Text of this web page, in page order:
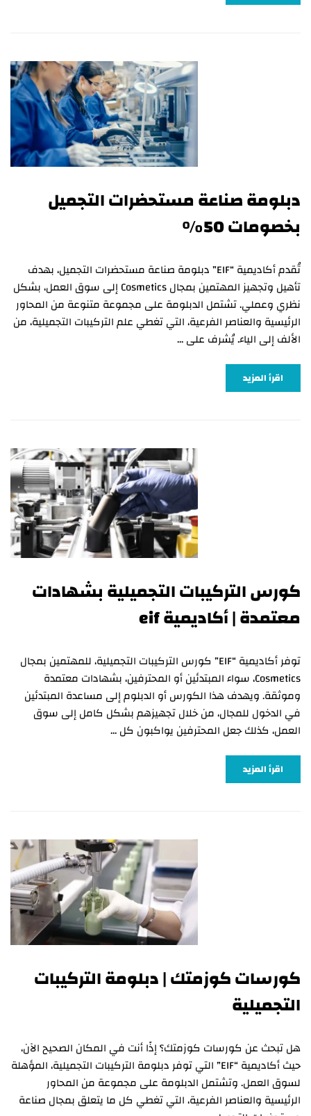
دبلومة صناعة مستحضرات التجميل
بخصومات 50%
تُقدم أكاديمية “EIF” دبلومة صناعة مستحضرات التجميل، بهدف
تأهيل وتجهيز المهتمين بمجال Cosmetics إلى سوق العمل، بشكل
نظري وعملي. تشتمل الدبلومة على مجموعة متنوعة من المحاور
الرئيسية والعناصر الفرعية، التي تغطي علم التركيبات التجميلية، من
الألف إلى الياء. يُشرف على …
اقرأ المزيد
كورس التركيبات التجميلية بشهادات
معتمدة | أكاديمية eif
توفر أكاديمية “EIF” كورس التركيبات التجميلية، للمهتمين بمجال
Cosmetics، سواء المبتدئين أو المحترفين، بشهادات معتمدة
وموثقة. ويهدف هذا الكورس أو الدبلوم إلى مساعدة المبتدئين
في الدخول للمجال، من خلال تجهيزهم بشكل كامل إلى سوق
العمل، كذلك جعل المحترفين يواكبون كل …
اقرأ المزيد
كورسات كوزمتك | دبلومة التركيبات
التجميلية
هل تبحث عن كورسات كوزمتك؟ إذًا أنت في المكان الصحيح الآن،
حيث أكاديمية “EIF” التي توفر دبلومة التركيبات التجميلية، المؤهلة
لسوق العمل. وتشتمل الدبلومة على مجموعة من المحاور
الرئيسية والعناصر الفرعية، التي تغطي كل ما يتعلق بمجال صناعة